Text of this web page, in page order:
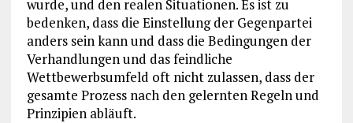
wurde, und den realen Situationen. Es ist zu
bedenken, dass die Einstellung der Gegenpartei
anders sein kann und dass die Bedingungen der
Verhandlungen und das feindliche
Wettbewerbsumfeld oft nicht zulassen, dass der
gesamte Prozess nach den gelernten Regeln und
Prinzipien abläuft.